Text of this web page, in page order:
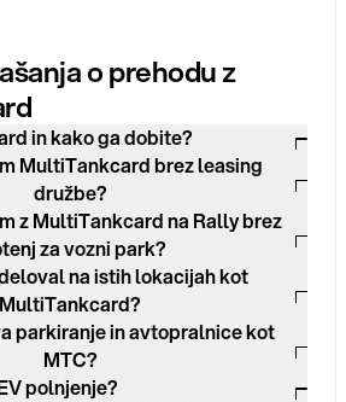
o prehodu z
in kako ga dobite?
MultiTankcard brez leasing
družbe?
z MultiTankcard na Rally brez
za vozni park?
na istih lokacijah kot
MultiTankcard?
parkiranje in avtopralnice kot
MTC?
polnjenje?